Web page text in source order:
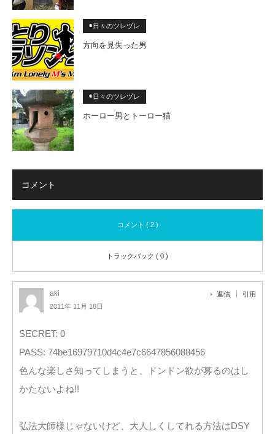
◉日々のツレヅレ
方向を見失った男
◉日々のツレヅレ
ホーロー男とトーロー猫
コメント
コメント ( 2 )
トラックバック ( 0 )
aki
2011年 11月 18日
返信 引用
SECRET: 0
PASS: 74be16979710d4c4e7c6647856088456
色んな楽しさ知ってしまうと、ドンドン欲が募るのはし
かたないよね!!
弘法大師様じゃないけど、大人しくしてれる方法はDSY